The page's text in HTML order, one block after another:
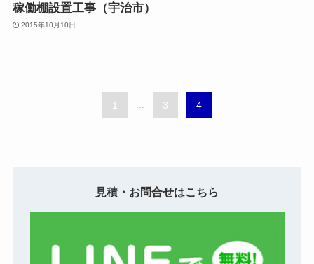
稼働棚設置工事（宇治市）
2015年10月10日
1 3 4
見積・お問合せはこちら